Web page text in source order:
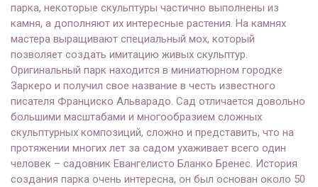
парка, некоторые скульптуры частично выполнены из
камня, а дополняют их интересные растения. На камнях
мастера выращивают специальный мох, который
позволяет создать имитацию живых скульптур.
Оригинальный парк находится в миниатюрном городке
Заркеро и получил свое название в честь известного
писателя Франциско Альварадо. Сад отличается довольно
большими масштабами и многообразием сложных
скульптурных композиций, сложно и представить, что на
протяжении многих лет за садом ухаживает всего один
человек – садовник Евангелисто Бланко Бренес. История
создания парка очень интересна, он был основан около 50